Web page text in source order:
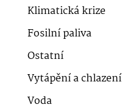
Klimatická krize
Fosilní paliva
Ostatní
Vytápění a chlazení
Voda